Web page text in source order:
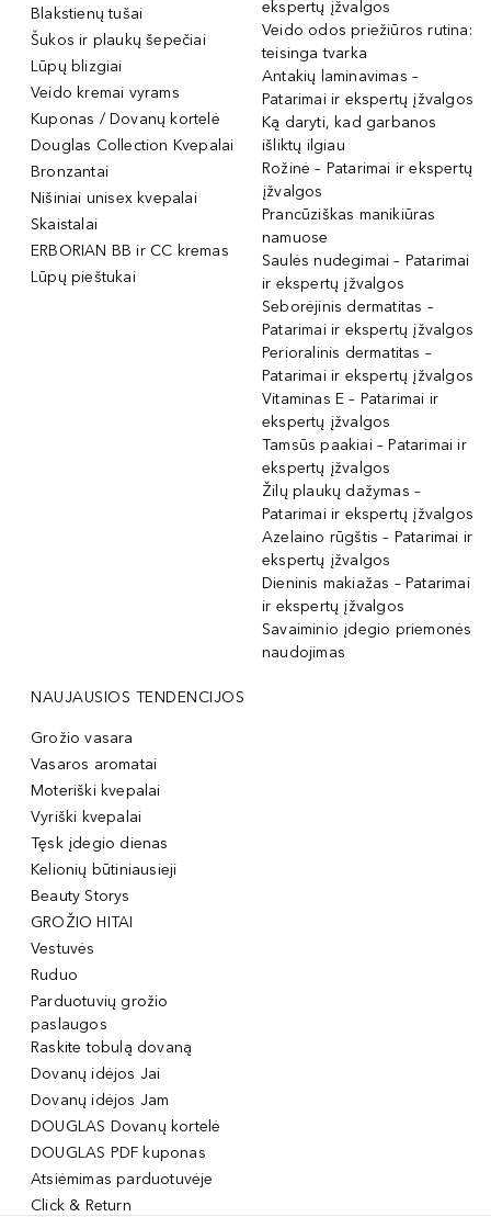
Blakstienų tušai
Šukos ir plaukų šepečiai
Lūpų blizgiai
Veido kremai vyrams
Kuponas / Dovanų kortelė
Douglas Collection Kvepalai
Bronzantai
Nišiniai unisex kvepalai
Skaistalai
ERBORIAN BB ir CC kremas
Lūpų pieštukai
ekspertų įžvalgos
Veido odos priežiūros rutina:
teisinga tvarka
Antakių laminavimas –
Patarimai ir ekspertų įžvalgos
Ką daryti, kad garbanos
išliktų ilgiau
Rožinė – Patarimai ir ekspertų
įžvalgos
Prancūziškas manikiūras
namuose
Saulės nudegimai – Patarimai
ir ekspertų įžvalgos
Seborėjinis dermatitas –
Patarimai ir ekspertų įžvalgos
Perioralinis dermatitas –
Patarimai ir ekspertų įžvalgos
Vitaminas E – Patarimai ir
ekspertų įžvalgos
Tamsūs paakiai – Patarimai ir
ekspertų įžvalgos
Žilų plaukų dažymas –
Patarimai ir ekspertų įžvalgos
Azelaino rūgštis – Patarimai ir
ekspertų įžvalgos
Dieninis makiažas – Patarimai
ir ekspertų įžvalgos
Savaiminio įdegio priemonės
naudojimas
NAUJAUSIOS TENDENCIJOS
Grožio vasara
Vasaros aromatai
Moteriški kvepalai
Vyriški kvepalai
Tęsk įdegio dienas
Kelionių būtiniausieji
Beauty Storys
GROŽIO HITAI
Vestuvės
Ruduo
Parduotuvių grožio
paslaugos
Raskite tobulą dovaną
Dovanų idėjos Jai
Dovanų idėjos Jam
DOUGLAS Dovanų kortelė
DOUGLAS PDF kuponas
Atsiėmimas parduotuvėje
Click & Return